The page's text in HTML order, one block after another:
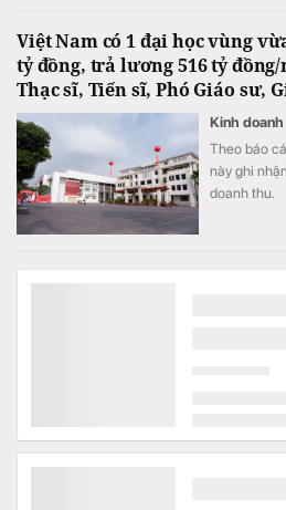
Việt Nam có 1 đại học vùng
tỷ đồng, trả lương 516 tỷ
Thạc sĩ, Tiến sĩ, Phó Giáo sư,
Kinh doanh
Theo báo
này ghi
doanh thu.